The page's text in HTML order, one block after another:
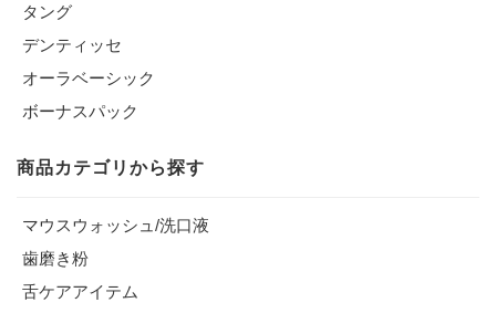
タング
デンティッセ
オーラベーシック
ボーナスパック
商品カテゴリから探す
マウスウォッシュ/洗口液
歯磨き粉
舌ケアアイテム